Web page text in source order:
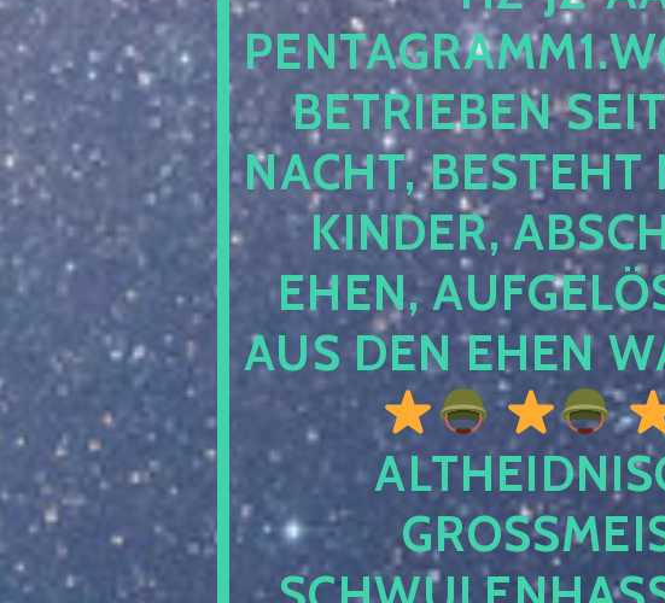
TRIEBEN SEIT
CHT, BESTEHT
NDER,
EN,
S DEN EHEN